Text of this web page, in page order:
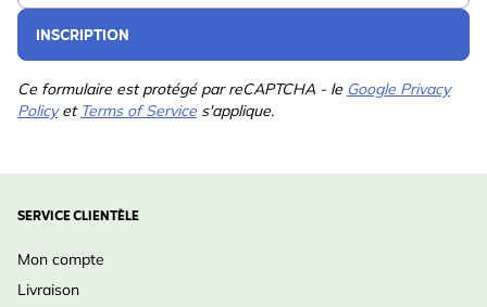
INSCRIPTION
Ce formulaire est protégé par reCAPTCHA - le Google Privacy
Policyet Terms of Service s'applique.
SERVICE CLIENTÈLE
Mon compte
Livraison